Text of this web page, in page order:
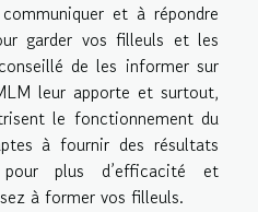
et à répondre
garder vos filleuls et les
de les informer sur
leur apporte et surtout,
le fonctionnement du
à fournir des résultats
pour plus d’efficacité et
à former vos filleuls.